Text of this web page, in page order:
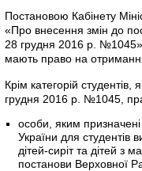
Постановою Кабінету
«Про внесення змін до
28 грудня 2016 р. №1045»
мають право на
Крім категорій
грудня 2016 р. №1045,
особи, яким призначені
України для студентів
дітей-сиріт та дітей з
постанови Верховної